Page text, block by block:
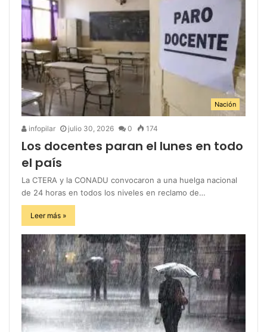
Nación
infopilar julio 30, 2026 0 174
Los docentes paran el lunes en todo
el país
La CTERA y la CONADU convocaron a una huelga nacional
de 24 horas en todos los niveles en reclamo de…
Leer más »